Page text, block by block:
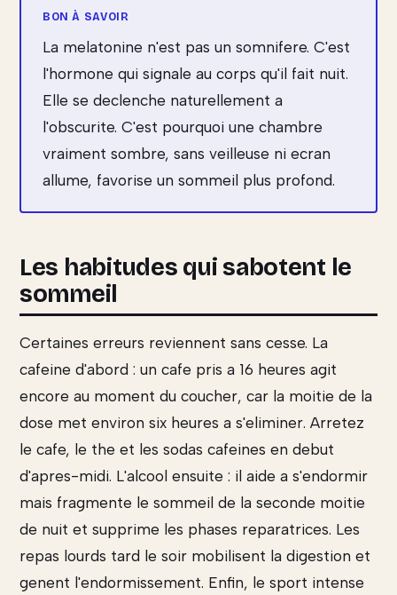
La melatonine n'est pas un somnifere. C'est
l'hormone qui signale au corps qu'il fait nuit.
Elle se declenche naturellement a
l'obscurite. C'est pourquoi une chambre
vraiment sombre, sans veilleuse ni ecran
allume, favorise un sommeil plus profond.
Les habitudes qui sabotent le
sommeil
Certaines erreurs reviennent sans cesse. La
cafeine d'abord : un cafe pris a 16 heures agit
encore au moment du coucher, car la moitie de la
dose met environ six heures a s'eliminer. Arretez
le cafe, le the et les sodas cafeines en debut
d'apres-midi. L'alcool ensuite : il aide a s'endormir
mais fragmente le sommeil de la seconde moitie
de nuit et supprime les phases reparatrices. Les
repas lourds tard le soir mobilisent la digestion et
genent l'endormissement. Enfin, le sport intense